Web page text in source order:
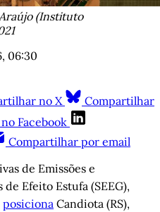
(Instituto
06:30
no X
Compartilhar
Facebook
Compartilhar por email
de Emissões e
de Efeito Estufa (SEEG),
posiciona Candiota (RS),